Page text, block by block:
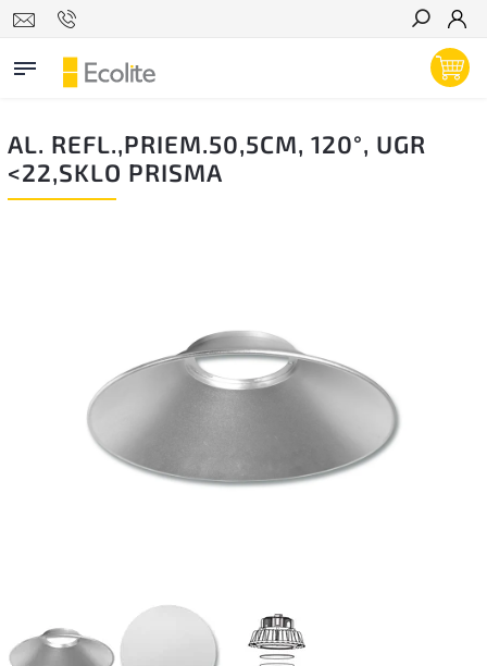
Hľadať
AL. REFL.,PRIEM.50,5CM, 120°, UGR
<22,SKLO PRISMA